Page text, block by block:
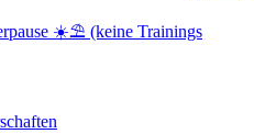
☀️⛱️ (keine Trainings